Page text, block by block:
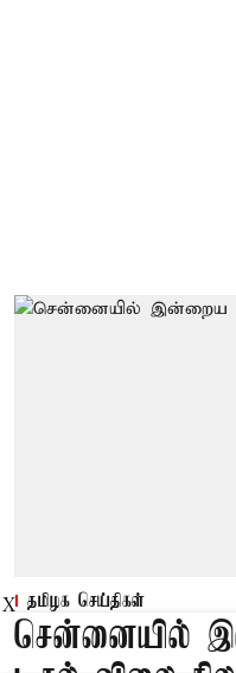
தமிழக செய்திகள்
சென்னையில்
X